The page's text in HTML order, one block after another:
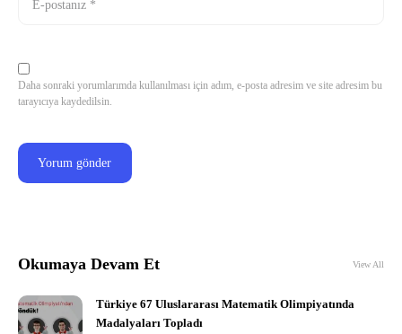
Daha sonraki yorumlarımda kullanılması için adım, e-posta adresim ve site adresim bu
tarayıcıya kaydedilsin.
Okumaya Devam Et View All
Türkiye 67 Uluslararası Matematik Olimpiyatında
Madalyaları Topladı